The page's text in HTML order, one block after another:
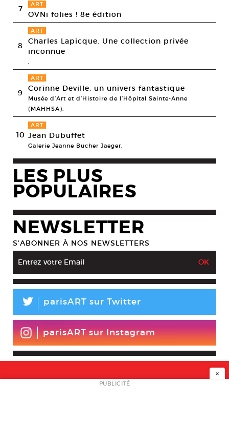
7 ART
OVNi folies ! 8e édition
8
ART
Charles Lapicque. Une collection privée
inconnue
,
9
ART
Corinne Deville, un univers fantastique
Musée d’Art et d’Histoire de l’Hôpital Sainte-Anne
(MAHHSA),
10
ART
Jean Dubuffet
Galerie Jeanne Bucher Jaeger,
LES PLUS
POPULAIRES
NEWSLETTER
S’ABONNER À NOS NEWSLETTERS
L parisART sur Twitter
parisART sur Instagram
NEWSLETTER
×
PUBLICITÉ